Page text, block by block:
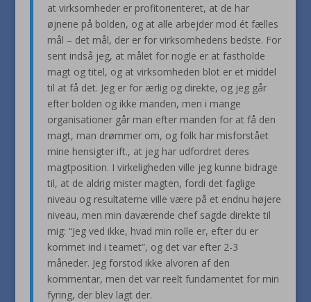
at virksomheder er profitorienteret, at de har
øjnene på bolden, og at alle arbejder mod ét fælles
mål – det mål, der er for virksomhedens bedste. For
sent indså jeg, at målet for nogle er at fastholde
magt og titel, og at virksomheden blot er et middel
til at få det. Jeg er for ærlig og direkte, og jeg går
efter bolden og ikke manden, men i mange
organisationer går man efter manden for at få den
magt, man drømmer om, og folk har misforstået
mine hensigter ift., at jeg har udfordret deres
magtposition. I virkeligheden ville jeg kunne bidrage
til, at de aldrig mister magten, fordi det faglige
niveau og resultaterne ville være på et endnu højere
niveau, men min daværende chef sagde direkte til
mig: “Jeg ved ikke, hvad min rolle er, efter du er
kommet ind i teamet”, og det var efter 2-3
måneder. Jeg forstod ikke alvoren af den
kommentar, men det var reelt fundamentet for min
fyring, der blev lagt der.